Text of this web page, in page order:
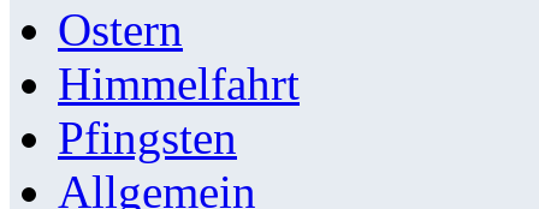
Ostern
Himmelfahrt
Pfingsten
Allgemein